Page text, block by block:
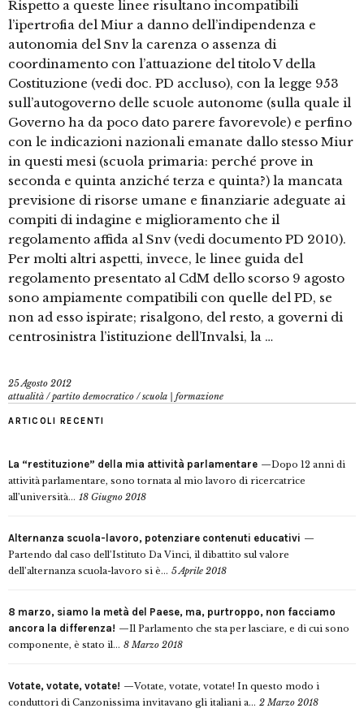
Rispetto a queste linee risultano incompatibili
l’ipertrofia del Miur a danno dell’indipendenza e
autonomia del Snv la carenza o assenza di
coordinamento con l’attuazione del titolo V della
Costituzione (vedi doc. PD accluso), con la legge 953
sull’autogoverno delle scuole autonome (sulla quale il
Governo ha da poco dato parere favorevole) e perfino
con le indicazioni nazionali emanate dallo stesso Miur
in questi mesi (scuola primaria: perché prove in
seconda e quinta anziché terza e quinta?) la mancata
previsione di risorse umane e finanziarie adeguate ai
compiti di indagine e miglioramento che il
regolamento affida al Snv (vedi documento PD 2010).
Per molti altri aspetti, invece, le linee guida del
regolamento presentato al CdM dello scorso 9 agosto
sono ampiamente compatibili con quelle del PD, se
non ad esso ispirate; risalgono, del resto, a governi di
centrosinistra l’istituzione dell’Invalsi, la …
25 Agosto 2012
attualità /partito democratico /scuola | formazione
ARTICOLI RECENTI
La “restituzione” della mia attività parlamentare
Dopo 12 anni di
attività parlamentare, sono tornata al mio lavoro di ricercatrice
all’università... 18 Giugno 2018
Alternanza scuola-lavoro, potenziare contenuti educativi
Partendo dal caso dell’Istituto Da Vinci, il dibattito sul valore
dell’alternanza scuola-lavoro si è... 5 Aprile 2018
8 marzo, siamo la metà del Paese, ma, purtroppo, non facciamo
ancora la differenza!
Il Parlamento che sta per lasciare, e di cui sono
componente, è stato il... 8 Marzo 2018
Votate, votate, votate!
Votate, votate, votate! In questo modo i
conduttori di Canzonissima invitavano gli italiani a... 2 Marzo 2018